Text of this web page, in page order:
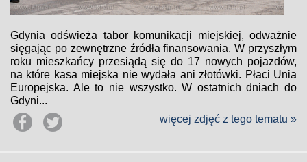
Gdynia odświeża tabor komunikacji miejskiej, odważnie
sięgając po zewnętrzne źródła finansowania. W przyszłym
roku mieszkańcy przesiądą się do 17 nowych pojazdów,
na które kasa miejska nie wydała ani złotówki. Płaci Unia
Europejska. Ale to nie wszystko. W ostatnich dniach do
Gdyni...
więcej zdjęć z tego tematu »